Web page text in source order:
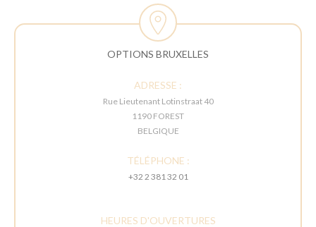
OPTIONS BRUXELLES
ADRESSE :
Rue Lieutenant Lotinstraat 40
1190 FOREST
BELGIQUE
TÉLÉPHONE :
+32 2 381 32 01
HEURES D'OUVERTURES